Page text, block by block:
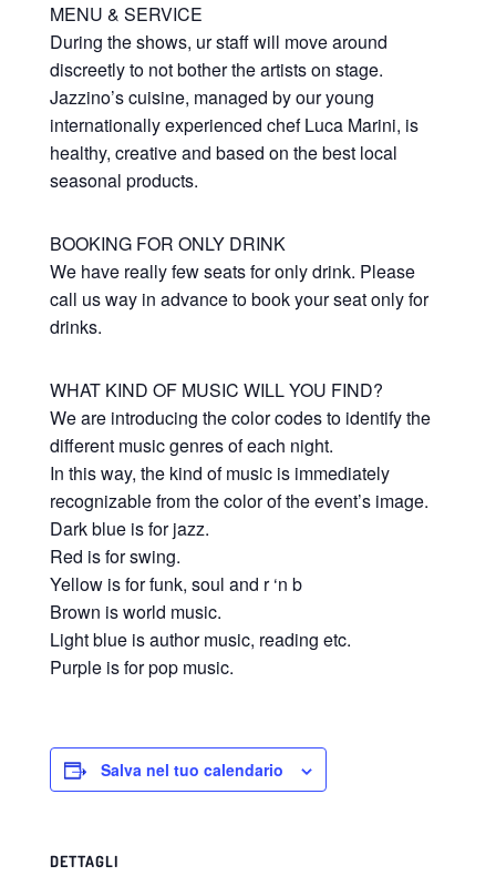
MENU & SERVICE
During the shows, ur staff will move around
discreetly to not bother the artists on stage.
Jazzino’s cuisine, managed by our young
internationally experienced chef Luca Marini, is
healthy, creative and based on the best local
seasonal products.
BOOKING FOR ONLY DRINK
We have really few seats for only drink. Please
call us way in advance to book your seat only for
drinks.
WHAT KIND OF MUSIC WILL YOU FIND?
We are introducing the color codes to identify the
different music genres of each night.
In this way, the kind of music is immediately
recognizable from the color of the event’s image.
Dark blue is for jazz.
Red is for swing.
Yellow is for funk, soul and r ‘n b
Brown is world music.
Light blue is author music, reading etc.
Purple is for pop music.
Salva nel tuo calendario
DETTAGLI